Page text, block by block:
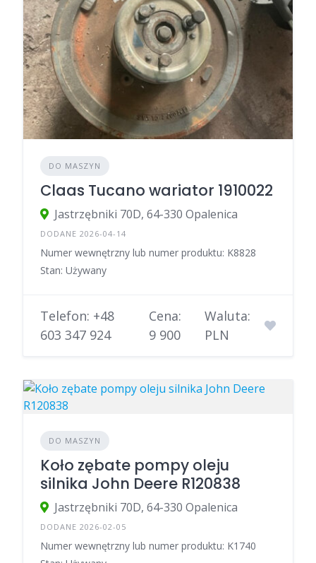
DO MASZYN
Claas Tucano wariator 1910022
Jastrzębniki 70D, 64-330 Opalenica
DODANE 2026-04-14
Numer wewnętrzny lub numer produktu: K8828
Stan: Używany
Telefon: +48
603 347 924
Cena:
9 900
Waluta:
PLN
DO MASZYN
Koło zębate pompy oleju
silnika John Deere R120838
Jastrzębniki 70D, 64-330 Opalenica
DODANE 2026-02-05
Numer wewnętrzny lub numer produktu: K1740